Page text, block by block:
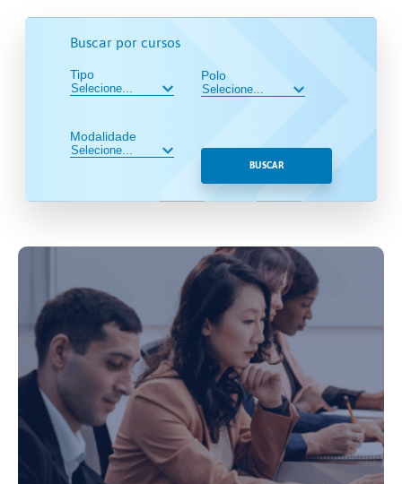
Buscar por cursos
Tipo
Modalidade
Polo
BUSCAR